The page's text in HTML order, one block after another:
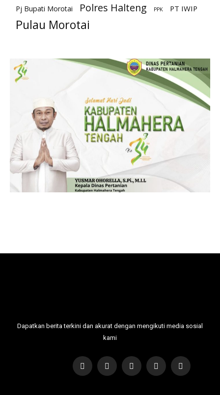
Pj Bupati Morotai Polres Halteng PPK PT IWIP
Pulau Morotai
Dapatkan berita terkini dan akurat dengan mengikuti media sosial
kami